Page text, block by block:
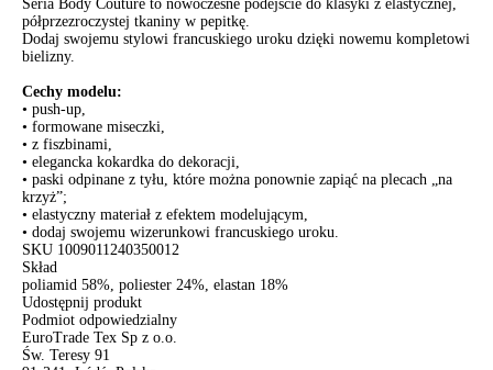
Seria Body Couture to nowoczesne podejście do klasyki z elastycznej,
półprzezroczystej tkaniny w pepitkę.
Dodaj swojemu stylowi francuskiego uroku dzięki nowemu kompletowi
bielizny.
Cechy modelu:
• push-up,
• formowane miseczki,
• z fiszbinami,
• elegancka kokardka do dekoracji,
• paski odpinane z tyłu, które można ponownie zapiąć na plecach „na
krzyż”;
• elastyczny materiał z efektem modelującym,
• dodaj swojemu wizerunkowi francuskiego uroku.
SKU 1009011240350012
Skład
poliamid 58%, poliester 24%, elastan 18%
Udostępnij produkt
Podmiot odpowiedzialny
EuroTrade Tex Sp z o.o.
Św. Teresy 91